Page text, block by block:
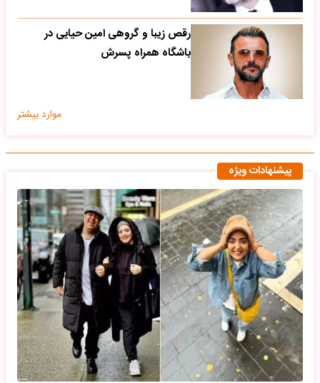
رقص زیبا و گروهی امین حیایی در
باشگاه همراه پسرش
موارد بیشتر
پیشنهادات ویژه